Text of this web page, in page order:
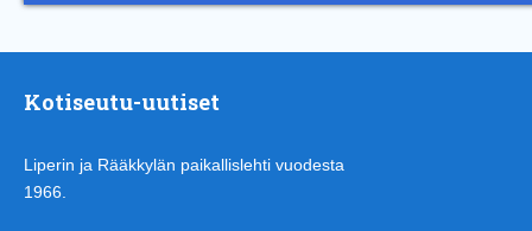
Kotiseutu-uutiset
Liperin ja Rääkkylän paikallislehti vuodesta
1966.